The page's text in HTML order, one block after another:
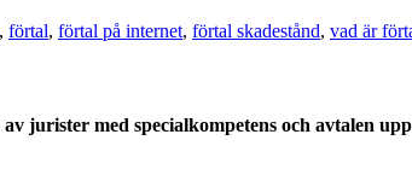
, förtal, förtal på internet, förtal skadestånd, vad är
jurister med specialkompetens och avtalen